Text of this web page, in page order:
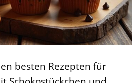
besten Rezepten für